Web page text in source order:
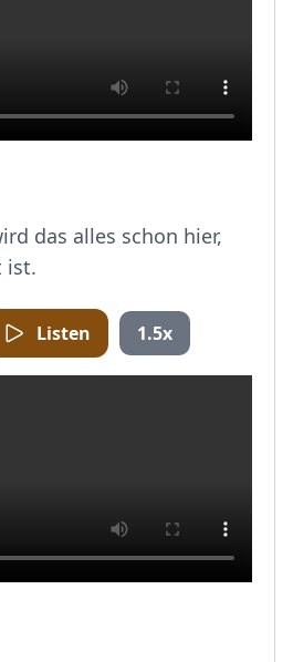
das alles schon hier,
ist.
Listen 1.5x